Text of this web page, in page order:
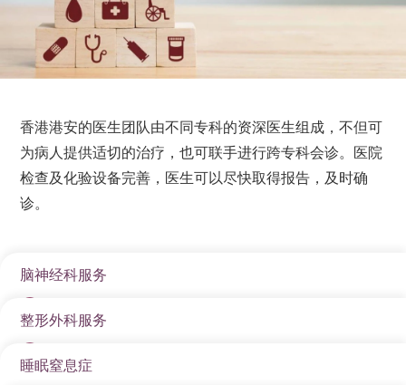
香港港安的医生团队由不同专科的资深医生组成，不但可
为病人提供适切的治疗，也可联手进行跨专科会诊。医院
检查及化验设备完善，医生可以尽快取得报告，及时确
诊。
脑神经科服务
本院的脑神经科医生及跨专业团队，可为受大脑、神经
复康服务。
整形外科服务
本院的整形外科医生及跨专业团队，可提供一站式的高
睡眠窒息症